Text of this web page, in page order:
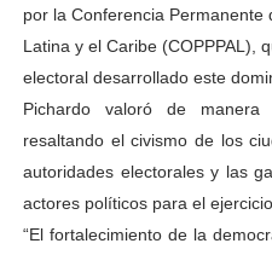
por la Conferencia Permanente
Latina y el Caribe (COPPPAL),
electoral desarrollado este
Pichardo valoró de manera
resaltando el civismo de los
autoridades electorales y las
actores políticos para el
“El fortalecimiento de la